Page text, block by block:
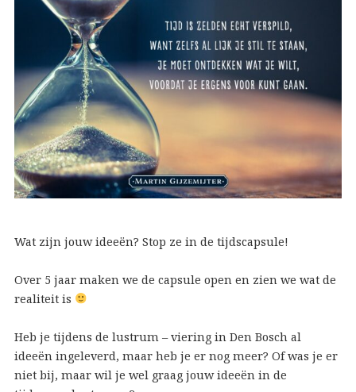
Wat zijn jouw ideeën? Stop ze in de tijdscapsule!
Over 5 jaar maken we de capsule open en zien we wat de
realiteit is
Heb je tijdens de lustrum – viering in Den Bosch al
ideeën ingeleverd, maar heb je er nog meer? Of was je er
niet bij, maar wil je wel graag jouw ideeën in de